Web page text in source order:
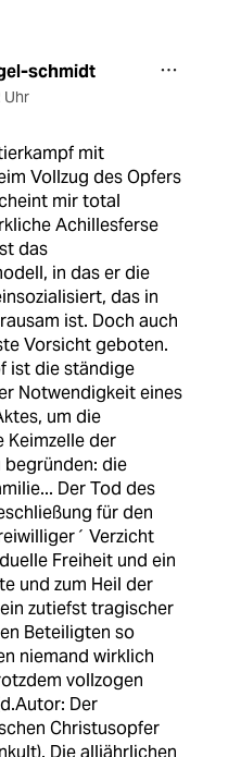
schmidt
Uhr
mit
Vollzug des Opfers
mir total
Achillesferse
das
in das er die
das in
ist. Doch auch
Vorsicht geboten.
ist die ständige
Notwendigkeit eines
um die
Keimzelle der
begründen: die
Der Tod des
für den
Verzicht
Freiheit und ein
und zum Heil der
zutiefst tragischer
Beteiligten so
niemand wirklich
vollzogen
Der
Christusopfer
Die alljährlichen